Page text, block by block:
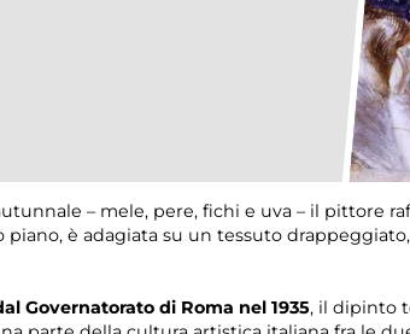
– mele, pere, fichi e uva – il pittore
è adagiata su un tessuto
Governatorato di Roma nel 1935, il dipinto